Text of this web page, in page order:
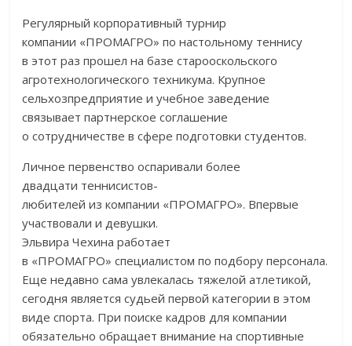
Регулярный корпоративный турнир
компании «ПРОМАГРО» по настольному теннису
в этот раз прошел на базе старооскольского
агротехнологического техникума. Крупное
сельхозпредприятие и учебное заведение
связывает партнерское соглашение
о сотрудничестве в сфере подготовки студентов.
Личное первенство оспаривали более
двадцати теннисистов-
любителей из компании «ПРОМАГРО». Впервые
участвовали и девушки.
Эльвира Чехина работает
в «ПРОМАГРО» специалистом по подбору персонала.
Еще недавно сама увлекалась тяжелой атлетикой,
сегодня является судьей первой категории в этом
виде спорта. При поиске кадров для компании
обязательно обращает внимание на спортивные